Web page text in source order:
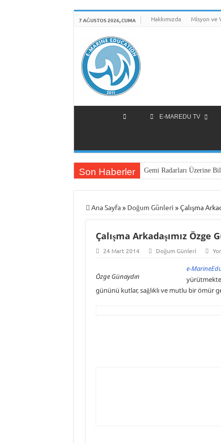
7 AĞUSTOS 2026, CUMA Hakkımızda Misyon ve
E-MAREDU TV
Son Haberler Gemi Radarları Üzerine
Ana Sayfa» Doğum Günleri »Çalışma
Çalışma Arkadaşımız Özge
24 Mart 2014 Doğum Günleri
Özge Günaydın
e-
gününü kutlar, sağlıklı ve mutlu bir ömür